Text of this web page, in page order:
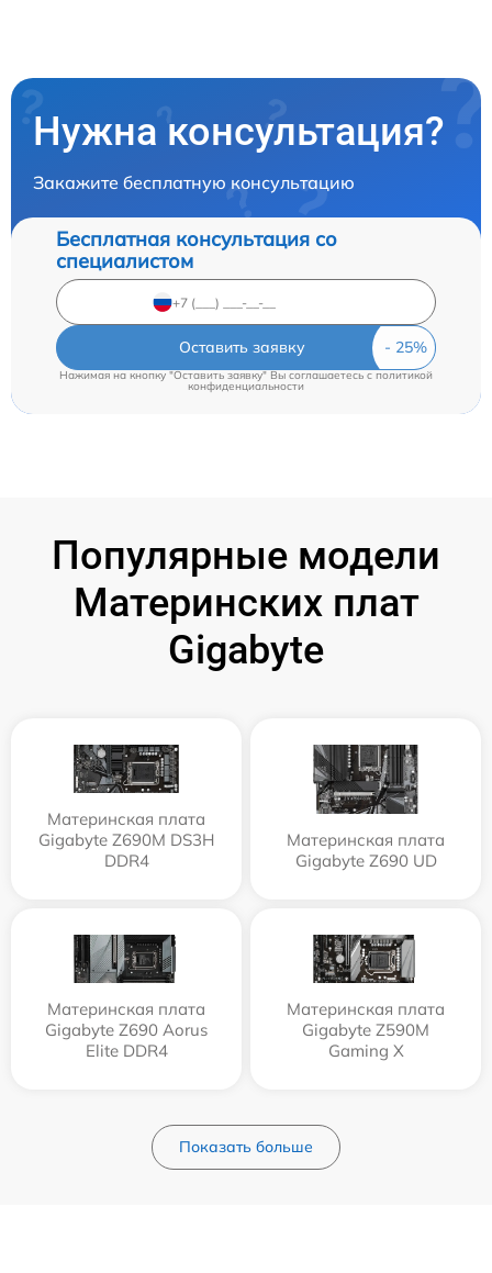
Нужна консультация?
Закажите бесплатную консультацию
Бесплатная консультация со
специалистом
Оставить заявку
Нажимая на кнопку "Оставить заявку" Вы соглашаетесь c политикой
конфиденциальности
Популярные модели
Материнских плат
Gigabyte
Материнская плата
Gigabyte Z690M DS3H
DDR4
Материнская плата
Gigabyte Z690 UD
Материнская плата
Gigabyte Z690 Aorus
Elite DDR4
Материнская плата
Gigabyte Z590M
Gaming X
Показать больше